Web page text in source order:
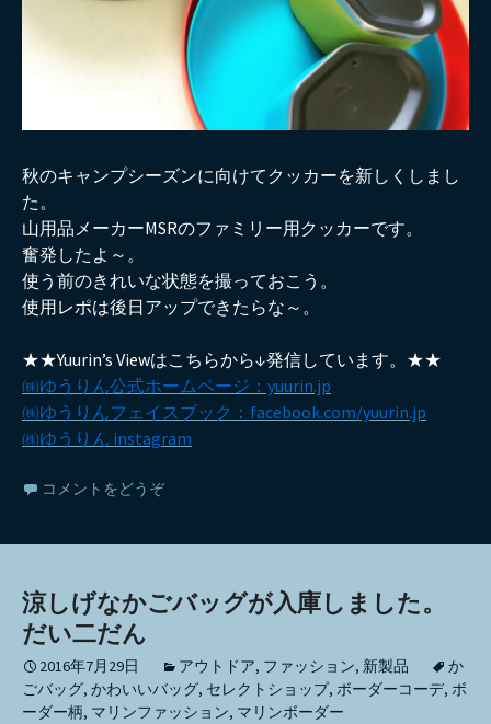
秋のキャンプシーズンに向けてクッカーを新しくしまし
た。
山用品メーカーMSRのファミリー用クッカーです。
奮発したよ～。
使う前のきれいな状態を撮っておこう。
使用レポは後日アップできたらな～。
★★Yuurin’s Viewはこちらから↓発信しています。★★
㈱ゆうりん公式ホームページ：yuurin.jp
㈱ゆうりんフェイスブック：facebook.com/yuurin.jp
㈱ゆうりん instagram
コメントをどうぞ
涼しげなかごバッグが入庫しました。
だい二だん
2016年7月29日 アウトドア, ファッション, 新製品
か
ごバッグ, かわいいバッグ, セレクトショップ, ボーダーコーデ, ボ
ーダー柄, マリンファッション, マリンボーダー